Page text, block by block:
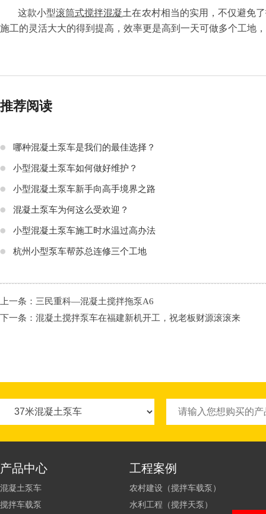
这款小型滚筒式搅拌混凝土在农村相当的实用，不仅避免
施工的灵活大大的得到提高，效率更是高到一天可做多个工地
推荐阅读
哪种混凝土泵车是我们的最佳选择？
小型混凝土泵车如何做好维护？
小型混凝土泵车新手向高手境界之路
混凝土泵车为何这么受欢迎？
小型混凝土泵车施工时水温过高办法
杭州小型泵车帮苏总连修三个工地
上一条： 三民重科—混凝土搅拌拖泵A6
下一条： 混凝土搅拌泵车在福建新机开工，祝老板财源滚滚来
产品中心
混凝土泵车
搅拌车载泵
工程案例
农村建设（搅拌车载泵）
水利工程（搅拌天泵）